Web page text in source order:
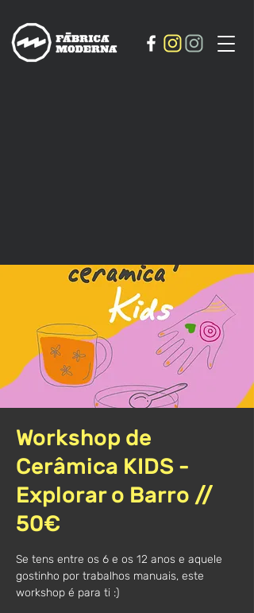
Workshop de
Cerâmica KIDS -
Explorar o Barro //
50€
Se tens entre os 6 e os 12 anos e aquele
gostinho por trabalhos manuais, este
workshop é para ti :)